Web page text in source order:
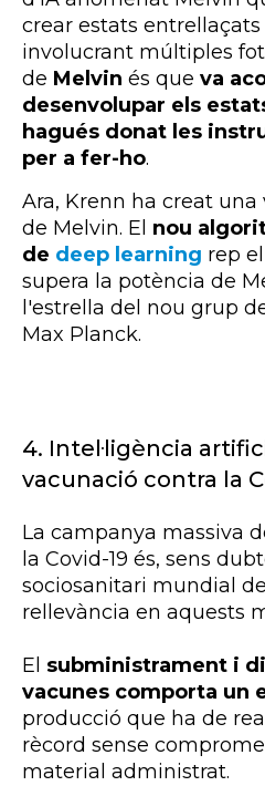
crear estats
involucrant múltiples
de Melvin és que va
desenvolupar els
hagués donat les
per a fer-ho.
Ara, Krenn ha creat una
de Melvin. El nou
de deep learning rep
supera la potència de
l'estrella del nou grup
Max Planck.
4. Intel·ligència
vacunació contra la
La campanya massiva
la Covid-19 és, sens
sociosanitari mundial
rellevància en aquests
El subministrament i
vacunes comporta un
producció que ha de
rècord sense
material administrat.